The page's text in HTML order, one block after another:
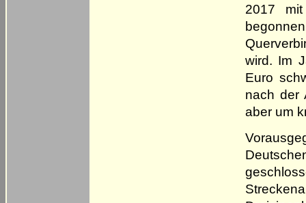
2017
wird. Im
Euro
nach der
aber um